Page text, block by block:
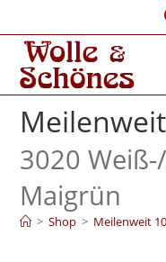
3020 Weiß-/
Maigrün
> Shop > Meilenweit